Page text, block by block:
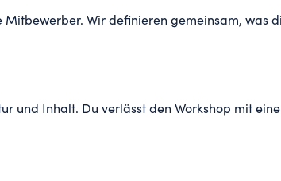
Wir definieren gemeinsam, was
und Inhalt. Du verlässt den Workshop mit